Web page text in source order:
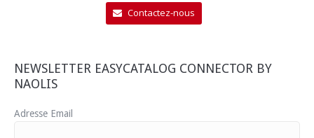
Contactez-nous
NEWSLETTER EASYCATALOG CONNECTOR BY
NAOLIS
Adresse Email